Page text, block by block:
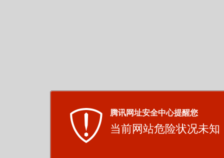
腾讯网址安全中心提醒您
当前网站危险状况未知